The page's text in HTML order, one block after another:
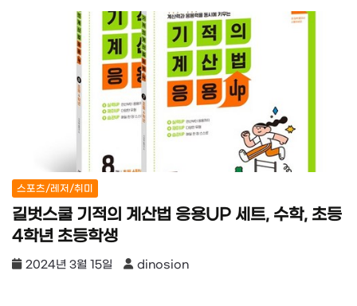
스포츠/레저/취미
길벗스쿨 기적의 계산법 응용UP 세트, 수학, 초등
4학년 초등학생
2024년 3월 15일 dinosion